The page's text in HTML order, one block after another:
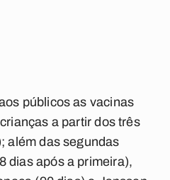
públicos as vacinas
a partir dos três
além das segundas
dias após a primeira),